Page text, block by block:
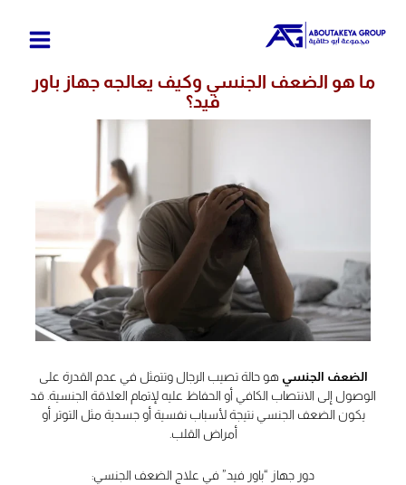
ما هو الضعف الجنسي وكيف يعالجه جهاز باور
فيد؟
الضعف الجنسي هو حالة تصيب الرجال وتتمثل في عدم القدرة على
الوصول إلى الانتصاب الكافي أو الحفاظ عليه لإتمام العلاقة الجنسية. قد
يكون الضعف الجنسي نتيجة لأسباب نفسية أو جسدية مثل التوتر أو
أمراض القلب.
دور جهاز “باور فيد” في علاج الضعف الجنسي: